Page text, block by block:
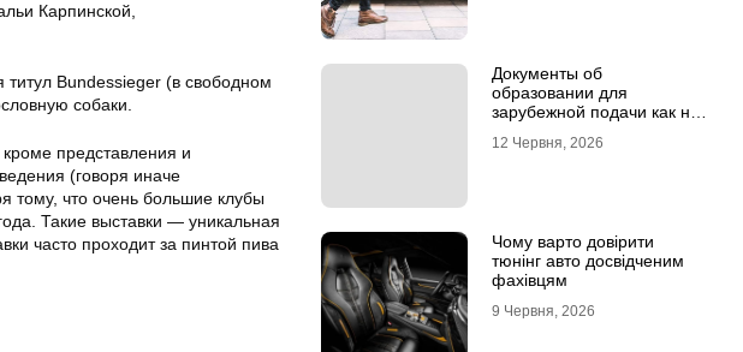
Карпинской,
титул Bundessieger (в свободном
собаки.
представления и
(говоря иначе
тому, что очень большие клубы
Такие выставки — уникальная
часто проходит за пинтой пива
Документы об
образовании для
зарубежной подачи как не
апостиле
12 Червня, 2026
Чому варто довірити
тюнінг авто досвідченим
фахівцям
9 Червня, 2026